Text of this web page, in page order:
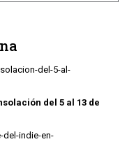
del 5 al 13 de